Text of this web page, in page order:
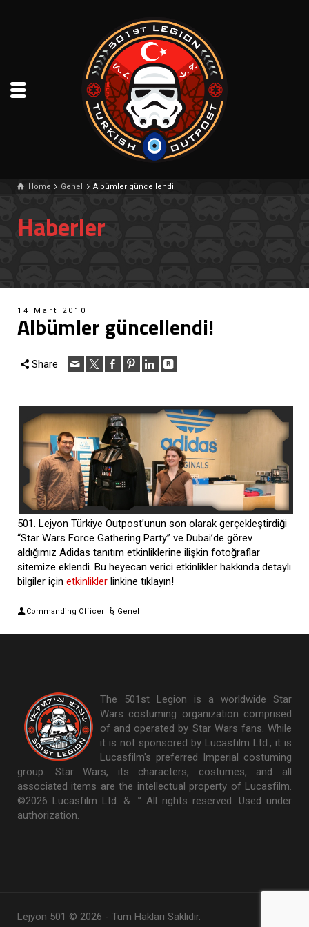
Home Genel Albümler güncellendi!
Haberler
14 Mart 2010
Albümler güncellendi!
Share
501. Lejyon Türkiye Outpost’unun son olarak gerçekleştirdiği
“Star Wars Force Gathering Party” ve Dubai’de görev
aldığımız Adidas tanıtım etkinliklerine ilişkin fotoğraflar
sitemize eklendi. Bu heyecan verici etkinlikler hakkında detaylı
bilgiler için etkinlikler linkine tıklayın!
Commanding Officer Genel
The 501st Legion is a worldwide Star
Wars costuming organization comprised
of and operated by Star Wars fans. While
it is not sponsored by Lucasfilm Ltd., it is
Lucasfilm's preferred Imperial costuming
group. Star Wars, its characters, costumes, and all
associated items are the intellectual property of Lucasfilm.
©2026 Lucasfilm Ltd. & ™ All rights reserved. Used under
authorization.
Lejyon 501 © 2026 - Tüm Hakları Saklıdır.